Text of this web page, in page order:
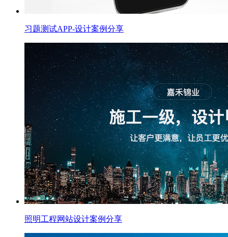
习题测试APP-设计案例分享
照明工程网站设计案例分享